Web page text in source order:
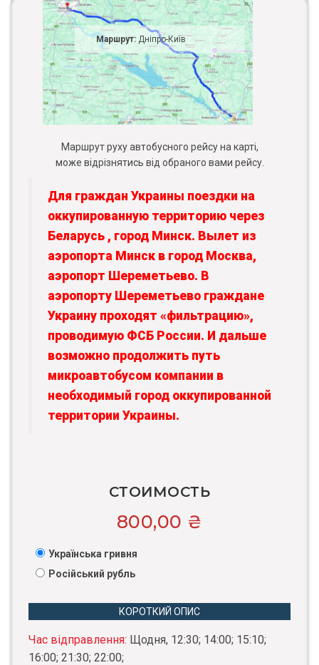
Маршрут: Дніпро-Київ
Маршрут руху автобусного рейсу на карті,
може відрізнятись від обраного вами рейсу.
Для граждан Украины поездки на
оккупированную территорию через
Беларусь , город Минск. Вылет из
аэропорта Минск в город Москва,
аэропорт Шереметьево. В
аэропорту Шереметьево граждане
Украину проходят «фильтрацию»,
проводимую ФСБ России. И дальше
возможно продолжить путь
микроавтобусом компании в
необходимый город оккупированной
территории Украины.
СТОИМОСТЬ
800,00 ₴
Українська гривня
Російський рубль
КОРОТКИЙ ОПИС
Час відправлення: Щодня, 12:30; 14:00; 15:10;
16:00; 21:30; 22:00;